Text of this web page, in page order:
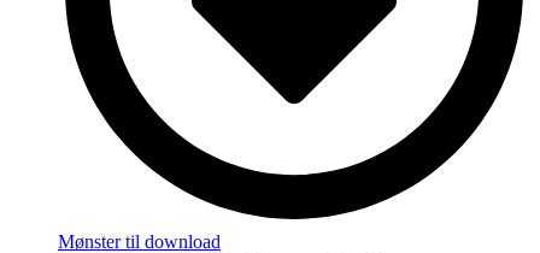
Mønster til download